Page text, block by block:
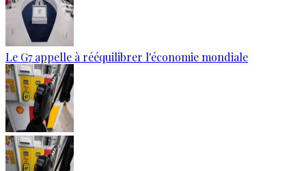
Le G7 appelle à rééquilibrer l'économie mondiale